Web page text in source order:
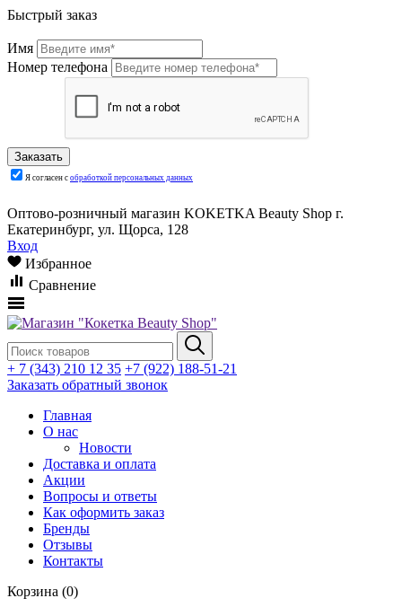
Быстрый заказ
Имя
Номер телефона
Я согласен с обработкой персональных данных
Оптово-розничный магазин KOKETKA Beauty Shop г.
Екатеринбург, ул. Щорса, 128
Вход
Избранное
Сравнение
+ 7 (343) 210 12 35 +7 (922) 188-51-21
Заказать обратный звонок
Главная
О нас
Новости
Доставка и оплата
Акции
Вопросы и ответы
Как оформить заказ
Бренды
Отзывы
Контакты
Корзина (0)